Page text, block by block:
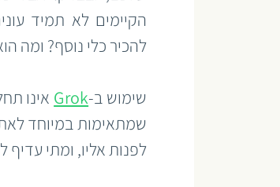
להכיר כלי נוסף? ומה
שימוש ב-Grok
לפנות אליו, ומתי